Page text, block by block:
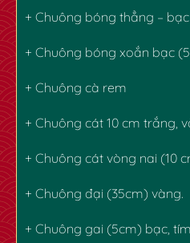
+ Chuông bóng thẳng –
+ Chuông bóng xoắn bạc
+ Chuông cà rem
+ Chuông cát 10 cm trắng,
+ Chuông cát vòng nai (10
+ Chuông đại (35cm) vàng.
+ Chuông gai (5cm) bạc,